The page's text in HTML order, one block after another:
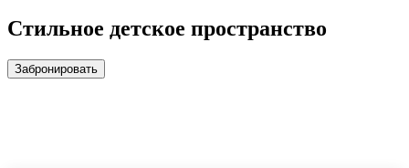
Стильное детское пространство
Забронировать